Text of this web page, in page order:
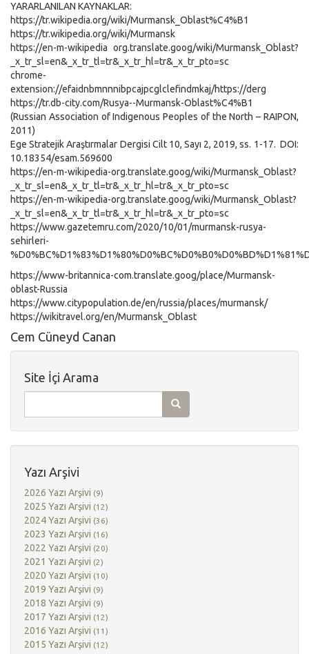
YARARLANILAN KAYNAKLAR:
https://tr.wikipedia.org/wiki/Murmansk_Oblast%C4%B1
https://tr.wikipedia.org/wiki/Murmansk
https://en-m-wikipedia org.translate.goog/wiki/Murmansk_Oblast?
_x_tr_sl=en&_x_tr_tl=tr&_x_tr_hl=tr&_x_tr_pto=sc
chrome-
extension://efaidnbmnnnibpcajpcglclefindmkaj/https://derg
https://tr.db-city.com/Rusya--Murmansk-Oblast%C4%B1
(Russian Association of Indigenous Peoples of the North – RAIPON,
2011)
Ege Stratejik Araştırmalar Dergisi Cilt 10, Sayı 2, 2019, ss. 1-17. DOI:
10.18354/esam.569600
https://en-m-wikipedia-org.translate.goog/wiki/Murmansk_Oblast?
_x_tr_sl=en&_x_tr_tl=tr&_x_tr_hl=tr&_x_tr_pto=sc
https://en-m-wikipedia-org.translate.goog/wiki/Murmansk_Oblast?
_x_tr_sl=en&_x_tr_tl=tr&_x_tr_hl=tr&_x_tr_pto=sc
https://www.gazetemru.com/2020/10/01/murmansk-rusya-
sehirleri-
https://www-britannica-com.translate.goog/place/Murmansk-
oblast-Russia
https://www.citypopulation.de/en/russia/places/murmansk/
https://wikitravel.org/en/Murmansk_Oblast
Cem Cüneyd Canan
Site İçi Arama
Yazı Arşivi
2026 Yazı Arşivi (9)
2025 Yazı Arşivi (12)
2024 Yazı Arşivi (36)
2023 Yazı Arşivi (16)
2022 Yazı Arşivi (20)
2021 Yazı Arşivi (2)
2020 Yazı Arşivi (10)
2019 Yazı Arşivi (9)
2018 Yazı Arşivi (9)
2017 Yazı Arşivi (12)
2016 Yazı Arşivi (11)
2015 Yazı Arşivi (12)